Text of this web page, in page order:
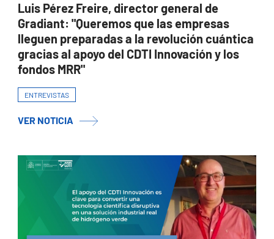
Luis Pérez Freire, director general de
Gradiant: "Queremos que las empresas
lleguen preparadas a la revolución cuántica
gracias al apoyo del CDTI Innovación y los
fondos MRR"
ENTREVISTAS
VER NOTICIA